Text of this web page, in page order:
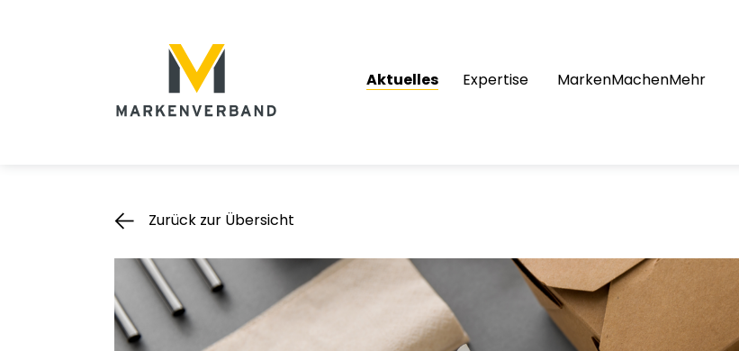
Aktuelles Expertise MarkenMachenMehr
Zurück zur Übersicht